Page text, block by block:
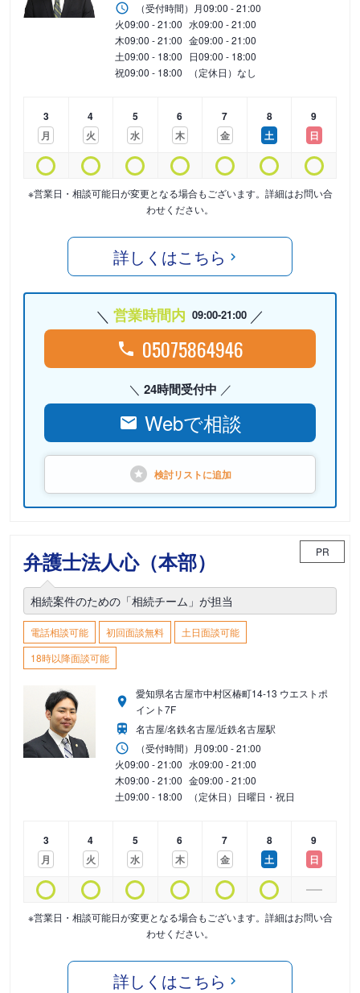
（受付時間） 月09:00 - 21:00
火09:00 - 21:00 水09:00 - 21:00
木09:00 - 21:00 金09:00 - 21:00
土09:00 - 18:00 日09:00 - 18:00
祝09:00 - 18:00 （定休日）なし
3
月
4
火
5
水
6
木
7
金
8
土
9
日
※営業日・相談可能日が変更となる場合もございます。詳細はお問い合
わせください。
詳しくはこちら
営業時間内 09:00-21:00
05075864946
24時間受付中
Webで相談
検討リストに追加
弁護士法人心（本部） PR
相続案件のための「相続チーム」が担当
電話相談可能 初回面談無料
土日面談可能
18時以降面談可能
愛知県名古屋市中村区椿町14-13 ウエストポ
イント7F
名古屋/名鉄名古屋/近鉄名古屋駅
（受付時間） 月09:00 - 21:00
火09:00 - 21:00 水09:00 - 21:00
木09:00 - 21:00 金09:00 - 21:00
土09:00 - 18:00 （定休日）日曜日・祝日
3
月
4
火
5
水
6
木
7
金
8
土
9
日
※営業日・相談可能日が変更となる場合もございます。詳細はお問い合
わせください。
詳しくはこちら